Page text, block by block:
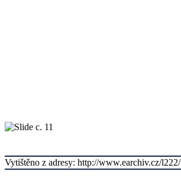
Vytištěno z adresy: http://www.earchiv.cz/l222/